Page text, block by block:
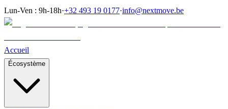
Lun-Ven : 9h-18h·+32 493 19 0177·info@nextmove.be
Accueil
Écosystème